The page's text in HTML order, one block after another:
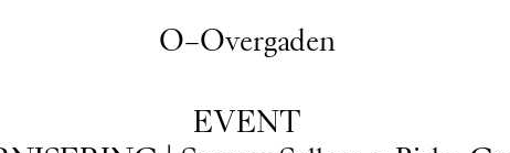
O–Overgaden
EVENT